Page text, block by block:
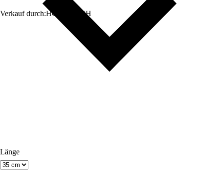
Verkauf durch:HORNBACH
Länge